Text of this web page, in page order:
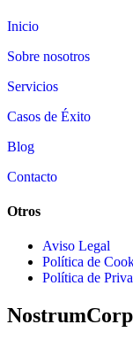
Inicio
Sobre nosotros
Servicios
Casos de Éxito
Blog
Contacto
Otros
Aviso Legal
Política de
Política de
NostrumCorp